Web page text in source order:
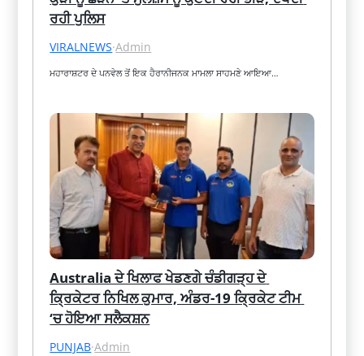
ਰਹੀ ਪੁਲਿਸ
VIRALNEWS·Admin
ਮਹਾਰਾਸ਼ਟਰ ਦੇ ਪਨਵੇਲ ਤੋਂ ਇਕ ਹੈਰਾਨੀਜਨਕ ਮਾਮਲਾ ਸਾਹਮਣੇ ਆਇਆ…
Australia ਦੇ ਖਿਲਾਫ ਖੇਡਣਗੇ ਚੰਡੀਗੜ੍ਹ ਦੇ
ਕ੍ਰਿਕੇਟਰ ਨਿਖਿਲ ਕੁਮਾਰ, ਅੰਡਰ-19 ਕ੍ਰਿਕੇਟ ਟੀਮ
‘ਚ ਹੋਇਆ ਸਲੈਕਸ਼ਨ
PUNJAB·Admin